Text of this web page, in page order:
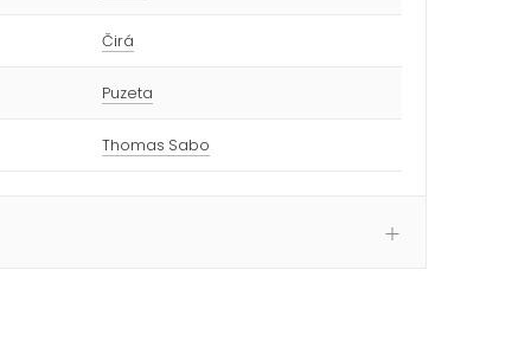
Čirá
Puzeta
Thomas Sabo